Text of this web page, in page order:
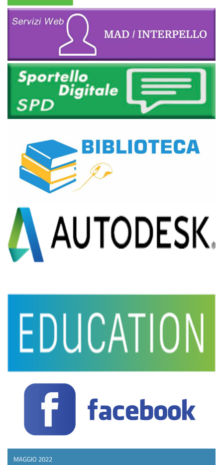
MAGGIO 2022